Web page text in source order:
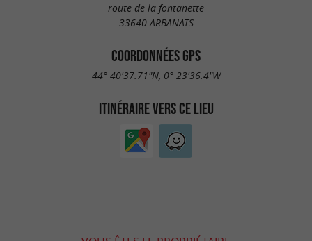
route de la fontanette
33640 ARBANATS
COORDONNÉES GPS
44° 40'37.71"N, 0° 23'36.4"W
ITINÉRAIRE VERS CE LIEU